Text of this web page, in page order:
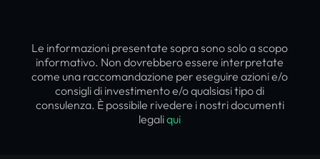
Le informazioni presentate sopra sono solo a scopo
informativo. Non dovrebbero essere interpretate
come una raccomandazione per eseguire azioni e/o
consigli di investimento e/o qualsiasi tipo di
consulenza. È possibile rivedere i nostri documenti
legaliqui